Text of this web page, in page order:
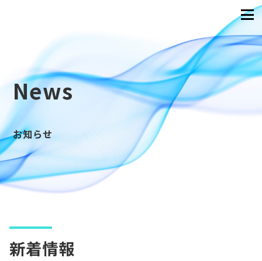
News
お知らせ
新着情報